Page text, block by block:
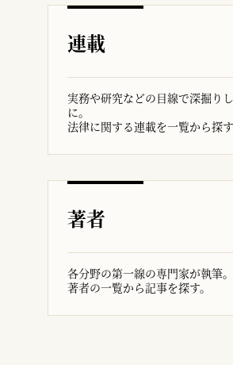
連載
実務や研究などの目線で深掘り
に。
法律に関する連載を一覧から探す
著者
各分野の第一線の専門家が執筆。
著者の一覧から記事を探す。